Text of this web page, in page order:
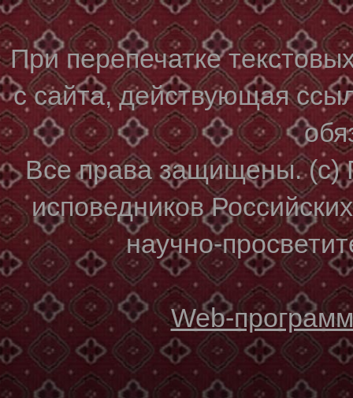
При перепечатке
с сайта, действующая
Все права защищены. (с)
исповедников
научно-
Web-